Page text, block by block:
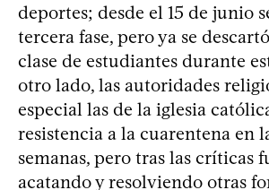
deportes; desde el 15 de junio
tercera fase, pero ya se
clase de estudiantes durante
otro lado, las autoridades
especial las de la iglesia
resistencia a la cuarentena en
semanas, pero tras las críticas
acatando y resolviendo otras